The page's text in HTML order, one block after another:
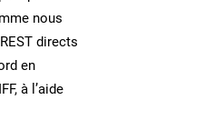
nous
directs
en
à l’aide